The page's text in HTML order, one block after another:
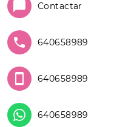
Contactar
640658989
640658989
640658989